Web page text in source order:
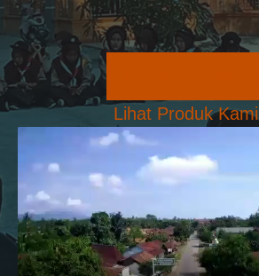
Lihat Produk Kami